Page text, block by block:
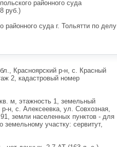
районного суда
руб.)
суда г. Тольятти по делу
Красноярский р-н, с. Красный
2, кадастровый номер
м, этажность 1, земельный
н, с. Алексеевка, ул. Совхозная,
земли населенных пунктов - для
земельному участку: сервитут,